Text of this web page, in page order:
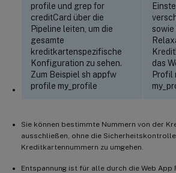
profile und grep for
creditCard über die
Pipeline leiten, um die
gesamte
kreditkartenspezifische
Konfiguration zu sehen.
Zum Beispiel sh appfw
profile my_profile
sowie
das
Profil
Sie können bestimmte Nummern von der
ausschließen, ohne die
Kreditkartennummern zu umgehen.
Entspannung ist für alle durch die Web App